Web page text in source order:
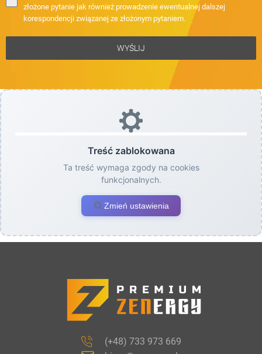
złożone pytanie jak również prowadzenie ewentualnej dalszej
korespondencji związanej ze złożonym pytaniem.
WYŚLIJ
Treść zablokowana
Ta treść wymaga zgody na cookies
funkcjonalnych.
Zmień ustawienia
(+48) 733 973 669